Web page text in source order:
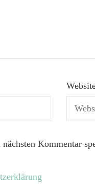
Kommentar